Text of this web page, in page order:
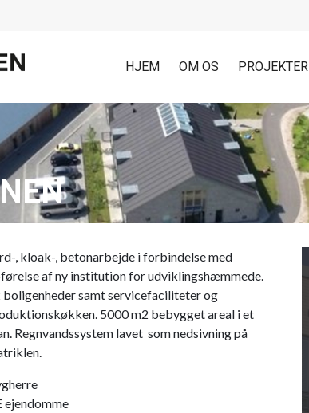
HJEM OM OS PROJEKTER
, kloak-, betonarbejde i forbindelse med
af ny institution for udviklingshæmmede.
boligenheder samt servicefaciliteter og
5000 m2 bebygget areal i et
Regnvandssystem lavet som nedsivning på
ejendomme